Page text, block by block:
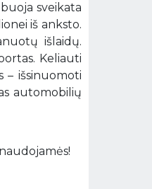
sveikata
iš anksto.
išlaidų.
Keliauti
– išsinuomoti
automobilių